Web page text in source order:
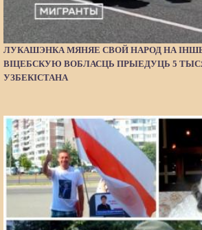
ЛУКАШЭНКА МЯНЯЕ СВОЙ НАРОД НА
ВІЦЕБСКУЮ ВОБЛАСЦЬ ПРЫЕДУЦЬ 5
УЗБЕКІСТАНА